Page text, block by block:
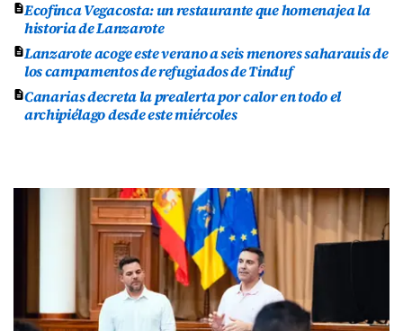
Ecofinca Vegacosta: un restaurante que homenajea la
historia de Lanzarote
Lanzarote acoge este verano a seis menores saharauis de
los campamentos de refugiados de Tinduf
Canarias decreta la prealerta por calor en todo el
archipiélago desde este miércoles